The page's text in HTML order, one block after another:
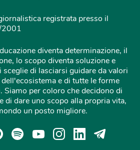
registrata presso il
2001
diventa determinazione, il
lo scopo diventa soluzione e
di lasciarsi guidare da valori
e di tutte le forme
Siamo per coloro che decidono di
di dare uno scopo alla propria vita,
un posto migliore.